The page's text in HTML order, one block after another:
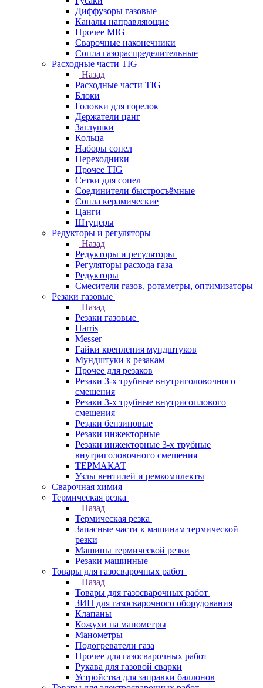
Диффузоры газовые
Каналы направляющие
Прочее MIG
Сварочные наконечники
Сопла газораспределительные
Расходные части TIG
Назад
Расходные части TIG
Блоки
Головки для горелок
Держатели цанг
Заглушки
Кольца
Наборы сопел
Переходники
Прочее TIG
Сетки для сопел
Соединители быстросъёмные
Сопла керамические
Цанги
Штуцеры
Редукторы и регуляторы
Назад
Редукторы и регуляторы
Регуляторы расхода газа
Редукторы
Смесители газов, ротаметры, оптимизаторы
Резаки газовые
Назад
Резаки газовые
Harris
Messer
Гайки крепления мундштуков
Мундштуки к резакам
Прочее для резаков
Резаки 3-х трубные внутриголовочного
смешения
Резаки 3-х трубные внутрисоплового
смешения
Резаки бензиновые
Резаки инжекторные
Резаки инжекторные 3-х трубные
внутриголовочного смешения
ТЕРМАКАТ
Узлы вентилей и ремкомплекты
Сварочная химия
Термическая резка
Назад
Термическая резка
Запасные части к машинам термической
резки
Машины термической резки
Резаки машинные
Товары для газосварочных работ
Назад
Товары для газосварочных работ
ЗИП для газосварочного оборудования
Клапаны
Кожухи на манометры
Манометры
Подогреватели газа
Прочее для газосварочных работ
Рукава для газовой сварки
Устройства для заправки баллонов